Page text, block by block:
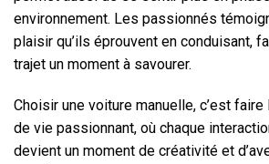
environnement. Les passionnés
plaisir qu’ils éprouvent en conduisant,
trajet un moment à savourer.
Choisir une voiture manuelle, c’est faire
de vie passionnant, où chaque
devient un moment de créativité et